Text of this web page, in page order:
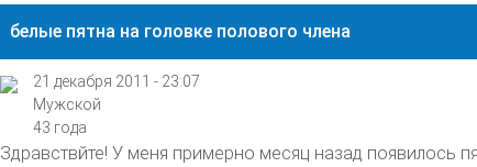
белые пятна на головке полового члена
21 декабря 2011 - 23:07
Мужской
43 года
Здравствйте! У меня примерно месяц назад появилось